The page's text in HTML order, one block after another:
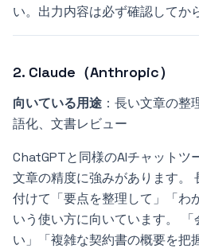
い。出力内容は必ず確認してか
2. Claude（Anthropic）
向いている用途 ：長い文章の
語化、文書レビュー
ChatGPTと同様のAIチャットツ
文章の精度に強みがあります。
付けて「要点を整理して」「わ
いう使い方に向いています。
い」「複雑な契約書の概要を把